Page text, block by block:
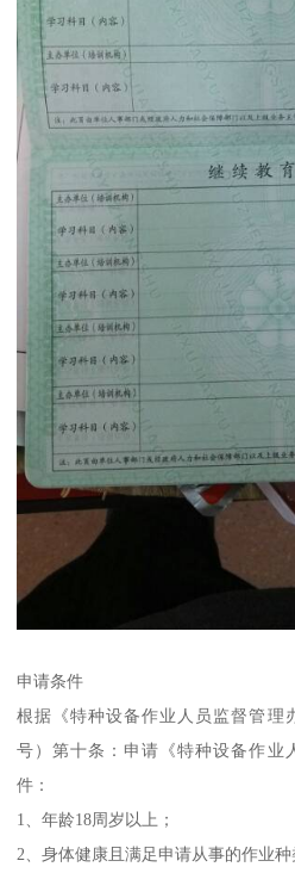
申请条件
根据《特种设备作业人员监督管理
号）第十条：申请《特种设备作业
件：
1、年龄18周岁以上；
2、身体健康且满足申请从事的作业种